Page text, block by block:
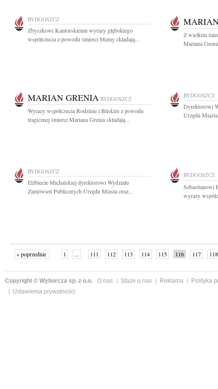
BYDGOSZCZ
Zbyszkowi Kantorskiemu wyrazy głębokiego
współczucia z powodu śmierci Mamy składają...
Z wielkim
Mariana
MARIAN GRENIA BYDGOSZCZ
Wyrazy współczucia Rodzinie i Bliskim z powodu
tragicznej śmierci Mariana Grenia składają...
BYDGOSZCZ
Dyrektorowi
Urzędu
BYDGOSZCZ
Elżbiecie Michalskiej dyrektorowi Wydziału
Zamówień Publicznych Urzędu Miasta oraz...
BYDGOSZCZ
Sebastianowi
wyrazy
« poprzednie 1 ... 111 112 113 114 115 116 117
118
Copyright © Wyborcza sp. z o.o. O nas Staże u nas Reklama
Polityka
Ustawienia prywatności